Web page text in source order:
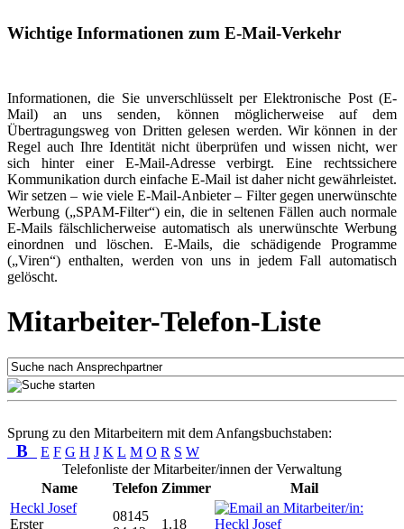
Wichtige Informationen zum E-Mail-Verkehr
Informationen, die Sie unverschlüsselt per Elektronische Post (E-
Mail) an uns senden, können möglicherweise auf dem
Übertragungsweg von Dritten gelesen werden. Wir können in der
Regel auch Ihre Identität nicht überprüfen und wissen nicht, wer
sich hinter einer E-Mail-Adresse verbirgt. Eine rechtssichere
Kommunikation durch einfache E-Mail ist daher nicht gewährleistet.
Wir setzen – wie viele E-Mail-Anbieter – Filter gegen unerwünschte
Werbung („SPAM-Filter“) ein, die in seltenen Fällen auch normale
E-Mails fälschlicherweise automatisch als unerwünschte Werbung
einordnen und löschen. E-Mails, die schädigende Programme
(„Viren“) enthalten, werden von uns in jedem Fall automatisch
gelöscht.
Mitarbeiter-Telefon-Liste
Sprung zu den Mitarbeitern mit dem Anfangsbuchstaben:
B E F G H J K L M O R S W
Telefonliste der Mitarbeiter/innen der Verwaltung
Name
Telefon Zimmer
Mail
Heckl Josef
Erster
08145
1.18